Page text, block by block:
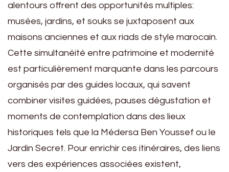
alentours offrent des opportunités multiples:
musées, jardins, et souks se juxtaposent aux
maisons anciennes et aux riads de style marocain.
Cette simultanéité entre patrimoine et modernité
est particulièrement marquante dans les parcours
organisés par des guides locaux, qui savent
combiner visites guidées, pauses dégustation et
moments de contemplation dans des lieux
historiques tels que la Médersa Ben Youssef ou le
Jardin Secret. Pour enrichir ces itinéraires, des liens
vers des expériences associées existent,